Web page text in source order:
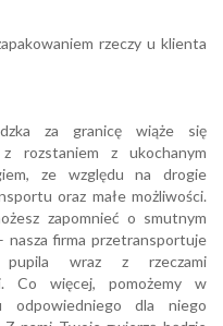
rzeczy u klienta
za granicę wiąże się
z rozstaniem z ukochanym
ze względu na drogie
oraz małe możliwości.
zapomnieć o smutnym
nasza firma przetransportuje
pupila wraz z rzeczami
Co więcej, pomożemy w
odpowiedniego dla niego